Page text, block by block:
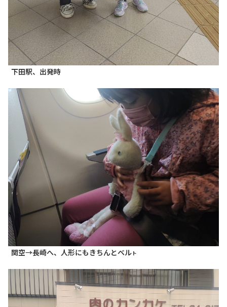
下田駅、出発時
関空→長崎へ、人形にもきちんとベル ト